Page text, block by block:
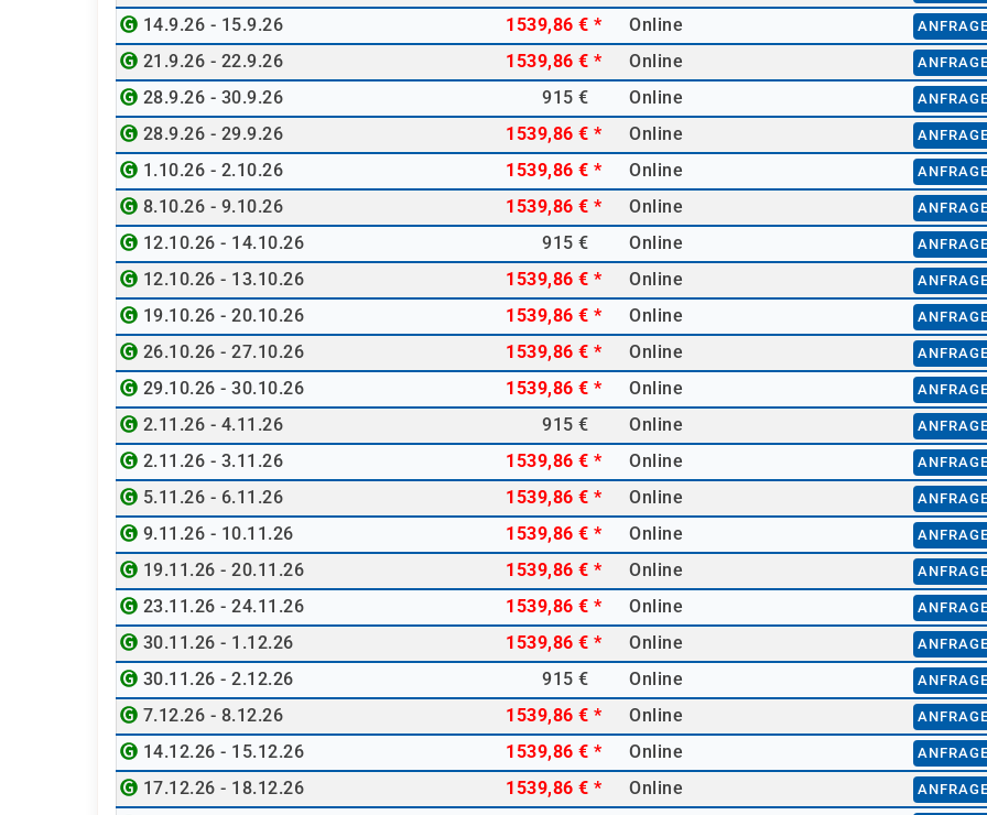
14.9.26 - 15.9.26 1539,86 € * Online
21.9.26 - 22.9.26 1539,86 € * Online
28.9.26 - 30.9.26 915 € Online
28.9.26 - 29.9.26 1539,86 € * Online
1.10.26 - 2.10.26 1539,86 € * Online
8.10.26 - 9.10.26 1539,86 € * Online
12.10.26 - 14.10.26 915 € Online
12.10.26 - 13.10.26 1539,86 € * Online
19.10.26 - 20.10.26 1539,86 € * Online
26.10.26 - 27.10.26 1539,86 € * Online
29.10.26 - 30.10.26 1539,86 € * Online
2.11.26 - 4.11.26 915 € Online
2.11.26 - 3.11.26 1539,86 € * Online
5.11.26 - 6.11.26 1539,86 € * Online
9.11.26 - 10.11.26 1539,86 € * Online
19.11.26 - 20.11.26 1539,86 € * Online
23.11.26 - 24.11.26 1539,86 € * Online
30.11.26 - 1.12.26 1539,86 € * Online
30.11.26 - 2.12.26 915 € Online
7.12.26 - 8.12.26 1539,86 € * Online
14.12.26 - 15.12.26 1539,86 € * Online
17.12.26 - 18.12.26 1539,86 € * Online